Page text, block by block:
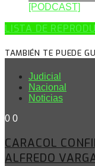
[PODCAST]
LISTA DE
TAMBIÉN TE PUEDE
Judicial
Nacional
Noticias
0 0
CARACOL
ALFREDO